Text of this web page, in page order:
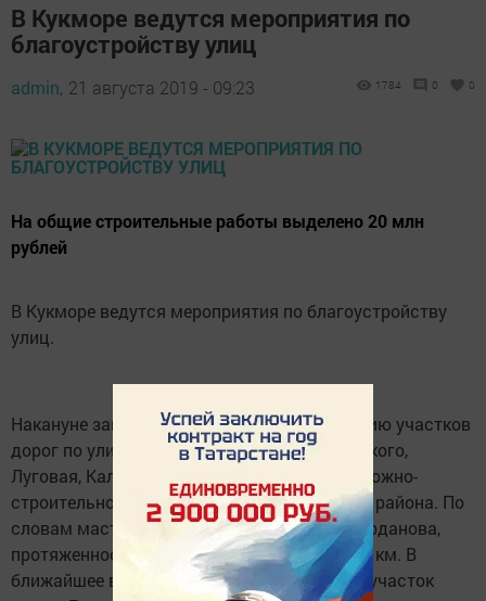
В Кукморе ведутся мероприятия по
благоустройству улиц
admin, 21 августа 2019 - 09:23 1784 0 0
На общие строительные работы выделено 20 млн
рублей
В Кукморе ведутся мероприятия по благоустройству
улиц.
Накануне завершились работы по ощебнению участков
дорог по улицам Магистральная, Лобачевского,
Луговая, Калинина. Работы выполнены дорожно-
строительной организацией Балтасинского района. По
словам мастера организации Джамиля Марданова,
протяженность всех дорог - примерно 3,510 км. В
ближайшее время щебнем будут отсыпать участок